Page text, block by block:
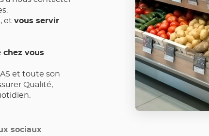
et vous servir
chez vous
et toute son
Qualité,
sociaux